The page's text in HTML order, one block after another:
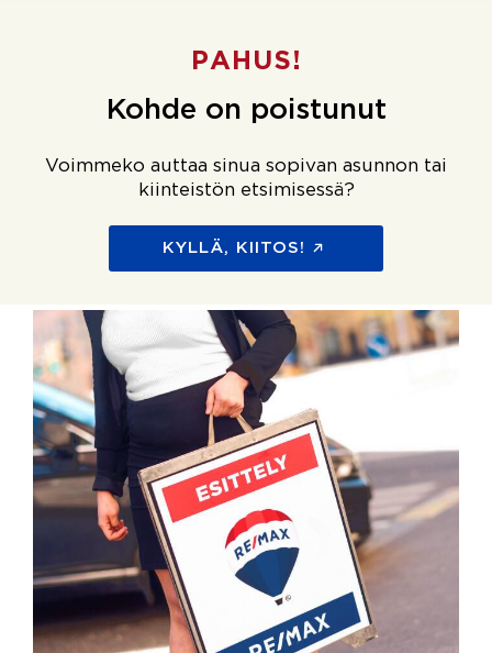
PAHUS!
Kohde on poistunut
Voimmeko auttaa sinua sopivan asunnon tai
kiinteistön etsimisessä?
KYLLÄ, KIITOS!